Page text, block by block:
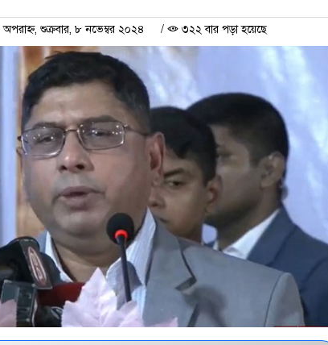
শুক্রবার, ৮ নভেম্বর ২০২৪ / ৩২২ বার পড়া হয়েছে